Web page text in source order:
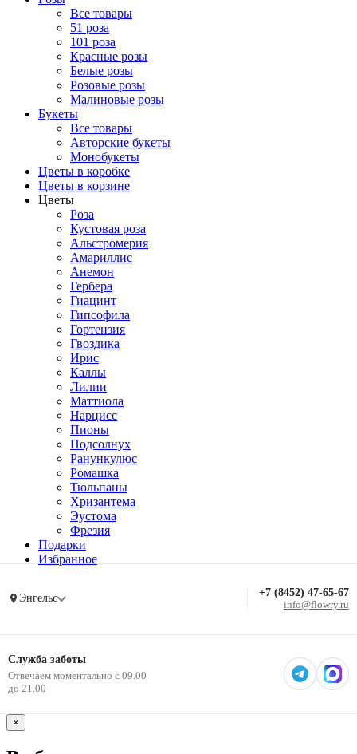
Все товары
51 роза
101 роза
Красные розы
Белые розы
Розовые розы
Малиновые розы
Букеты
Все товары
Авторские букеты
Монобукеты
Цветы в коробке
Цветы в корзине
Цветы
Роза
Кустовая роза
Альстромерия
Амариллис
Анемон
Гербера
Гиацинт
Гипсофила
Гортензия
Гвоздика
Ирис
Каллы
Лилии
Маттиола
Нарцисс
Пионы
Подсолнух
Ранункулюс
Ромашка
Тюльпаны
Хризантема
Эустома
Фрезия
Подарки
Избранное
Энгельс +7 (8452) 47-65-67
info@flowry.ru
Служба заботы
Отвечаем моментально с 09.00
до 21.00
×